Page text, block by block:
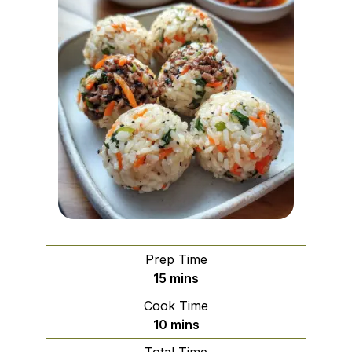
Prep Time
15 minutes
mins
Cook Time
10minutes
mins